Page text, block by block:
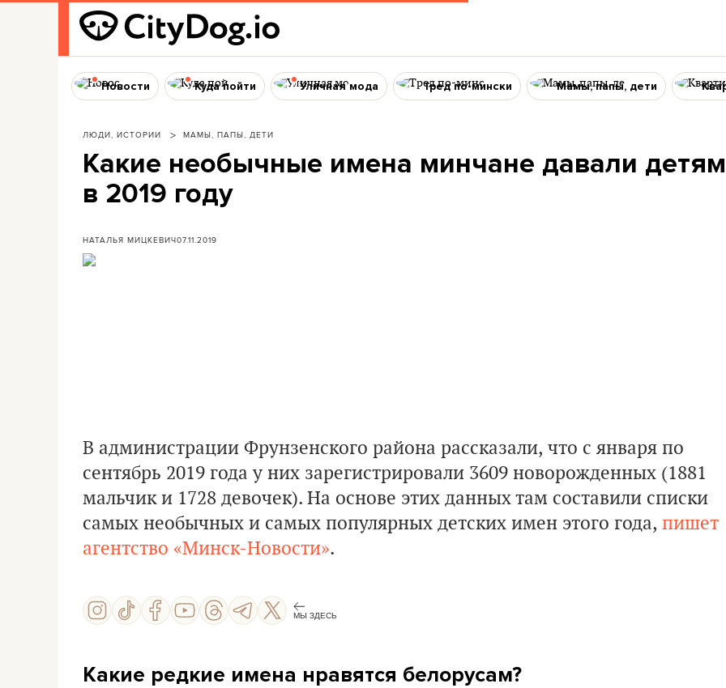
Новости Куда пойти Уличная мода Тред по-мински Мамы, папы, дети
ЛЮДИ, ИСТОРИИ МАМЫ, ПАПЫ, ДЕТИ
Какие необычные имена минчане давали детям
в 2019 году
НАТАЛЬЯ МИЦКЕВИЧ07.11.2019
В администрации Фрунзенского района рассказали, что с января по
сентябрь 2019 года у них зарегистрировали 3609 новорожденных (1881
мальчик и 1728 девочек). На основе этих данных там составили списки
самых необычных и самых популярных детских имен этого года, пишет
агентство «Минск-Новости».
МЫ ЗДЕСЬ
Какие редкие имена нравятся белорусам?